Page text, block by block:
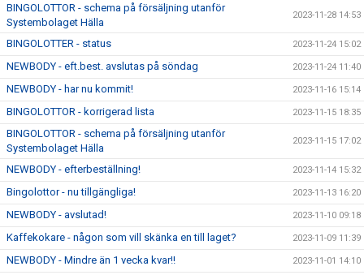
BINGOLOTTOR - schema på försäljning utanför
Systembolaget Hälla
2023-11-28 14:53
BINGOLOTTER - status 2023-11-24 15:02
NEWBODY - eft.best. avslutas på söndag 2023-11-24 11:40
NEWBODY - har nu kommit! 2023-11-16 15:14
BINGOLOTTOR - korrigerad lista 2023-11-15 18:35
BINGOLOTTOR - schema på försäljning utanför
Systembolaget Hälla
2023-11-15 17:02
NEWBODY - efterbeställning! 2023-11-14 15:32
Bingolottor - nu tillgängliga! 2023-11-13 16:20
NEWBODY - avslutad! 2023-11-10 09:18
Kaffekokare - någon som vill skänka en till laget? 2023-11-09 11:39
NEWBODY - Mindre än 1 vecka kvar!! 2023-11-01 14:10